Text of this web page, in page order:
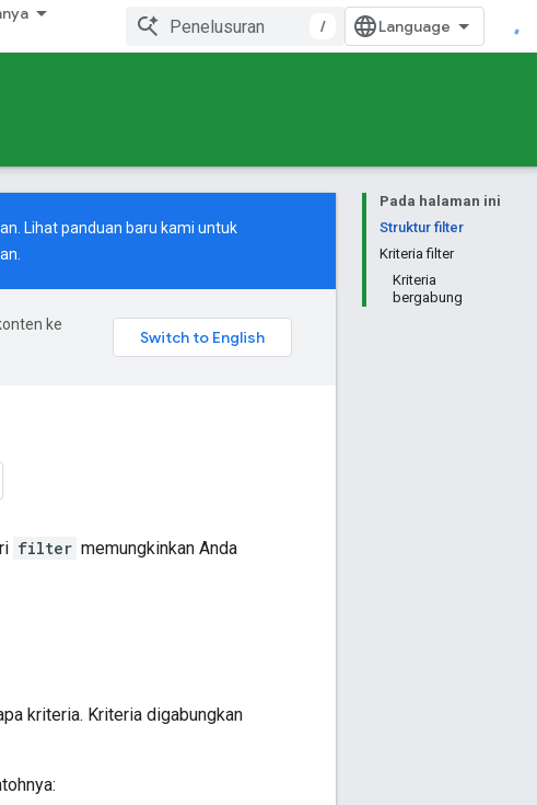
/
Pada halaman ini
Struktur filter
Kriteria filter
Kriteria
bergabung
Lihatpanduan baru kami untuk
ke
filter memungkinkan Anda
kriteria. Kriteria digabungkan